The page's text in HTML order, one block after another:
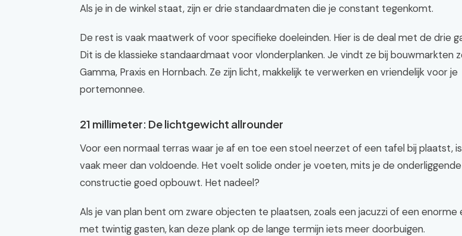
Als je in de winkel staat, zijn er drie standaardmaten die je constant tegenkomt.
De rest is vaak maatwerk of voor specifieke doeleinden. Hier is de deal met de drie
Dit is de klassieke standaardmaat voor vlonderplanken. Je vindt ze bij bouwmarkten
Gamma, Praxis en Hornbach. Ze zijn licht, makkelijk te verwerken en vriendelijk voor je
portemonnee.
21 millimeter: De lichtgewicht allrounder
Voor een normaal terras waar je af en toe een stoel neerzet of een tafel bij plaatst,
vaak meer dan voldoende. Het voelt solide onder je voeten, mits je de onderliggende
constructie goed opbouwt. Het nadeel?
Als je van plan bent om zware objecten te plaatsen, zoals een jacuzzi of een
met twintig gasten, kan deze plank op de lange termijn iets meer doorbuigen.